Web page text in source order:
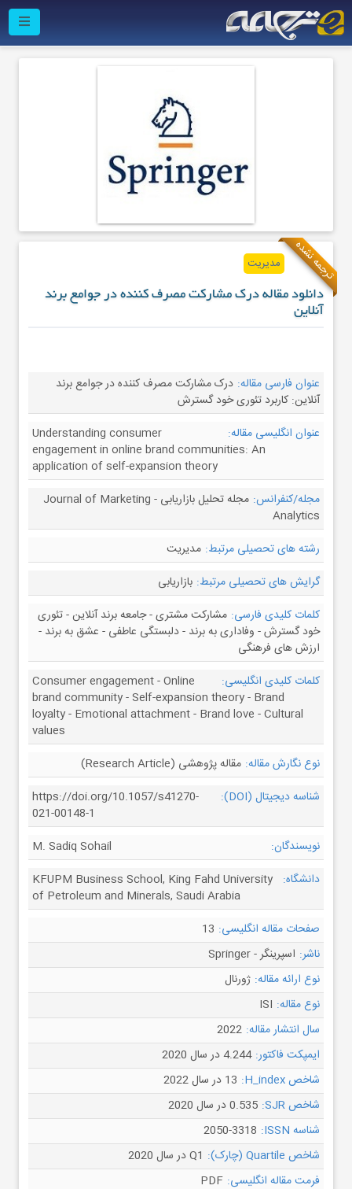
ترجمه نشده مدیریت
دانلود مقاله درک مشارکت مصرف کننده در جوامع برند
آنلاین
عنوان فارسی مقاله: درک مشارکت مصرف کننده در جوامع برند
آنلاین: کاربرد تئوری خود گسترش
عنوان انگلیسی مقاله:
Understanding consumer
engagement in online brand communities: An
application of self-expansion theory
مجله/کنفرانس:
مجله تحلیل بازاریابی - Journal of Marketing
Analytics
رشته های تحصیلی مرتبط: مدیریت
گرایش های تحصیلی مرتبط: بازاریابی
کلمات کلیدی فارسی: مشارکت مشتری - جامعه برند آنلاین - تئوری
خود گسترش - وفاداری به برند - دلبستگی عاطفی - عشق به برند -
ارزش های فرهنگی
کلمات کلیدی انگلیسی:
Consumer engagement - Online
brand community - Self-expansion theory - Brand
loyalty - Emotional attachment - Brand love - Cultural
values
نوع نگارش مقاله: مقاله پژوهشی (Research Article)
شناسه دیجیتال (DOI):
https://doi.org/10.1057/s41270-
021-00148-1
نویسندگان:
M. Sadiq Sohail
دانشگاه: KFUPM Business School, King Fahd University
of Petroleum and Minerals, Saudi Arabia
صفحات مقاله انگلیسی: 13
ناشر: اسپرینگر - Springer
نوع ارائه مقاله: ژورنال
نوع مقاله: ISI
سال انتشار مقاله: 2022
ایمپکت فاکتور: 4.244 در سال 2020
شاخص H_index:
13 در سال 2022
شاخص SJR:
0.535 در سال 2020
شناسه ISSN:
2050-3318
شاخص Quartile (چارک):
Q1 در سال 2020
فرمت مقاله انگلیسی: PDF